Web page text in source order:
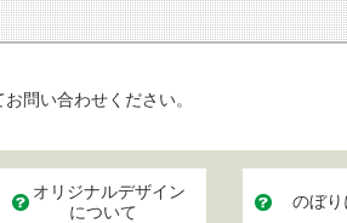
問い合わせください。
オリジナルデザイン
について
のぼり